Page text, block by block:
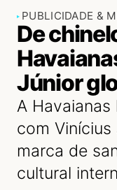
PUBLICIDADE &
De
Júnior
A
com
marca de
cultural